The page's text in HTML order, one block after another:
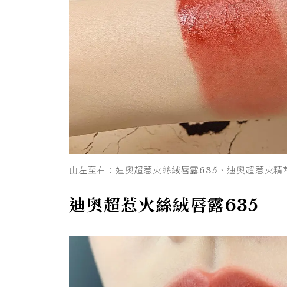
由左至右：迪奧超惹火絲絨唇露635、迪奧超惹火
迪奧超惹火絲絨唇露635